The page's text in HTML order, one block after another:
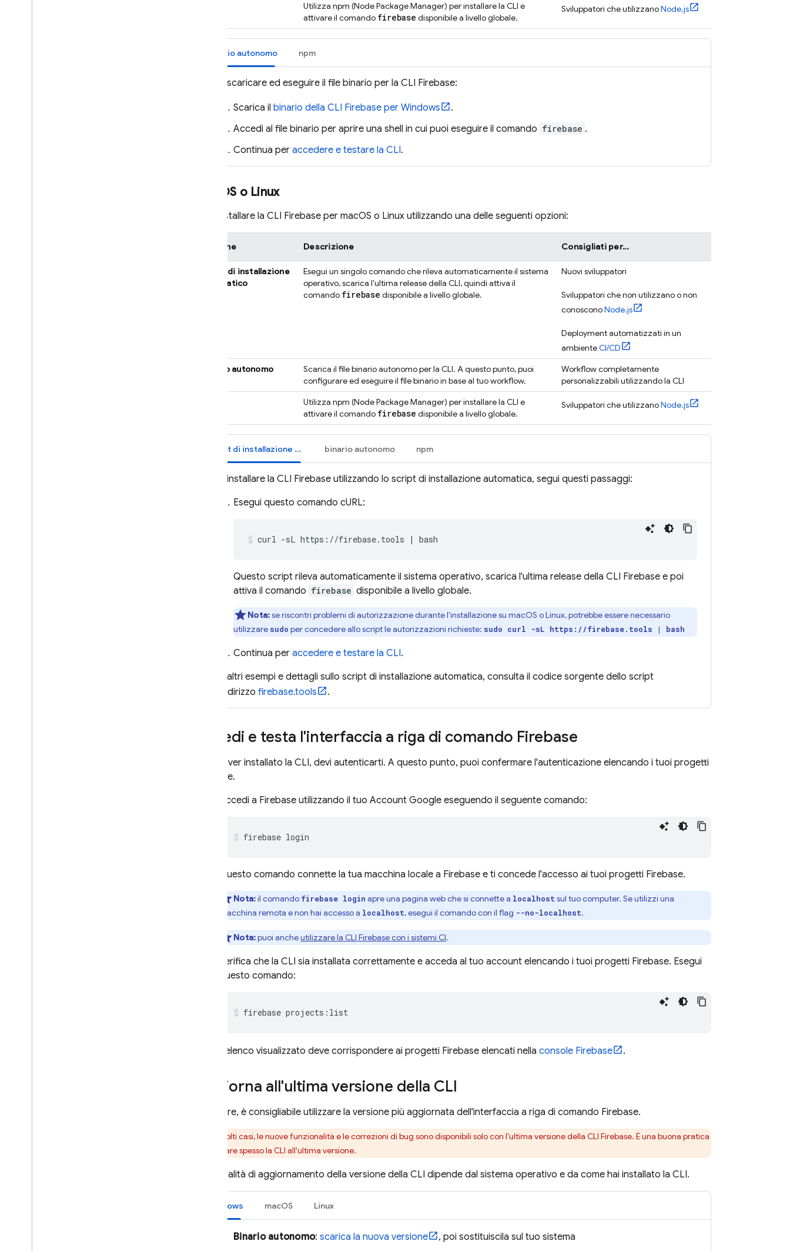
Utilizza npm (Node Package Manager) per installare la CLI e
attivare il comando firebase disponibile a livello globale.
Sviluppatori che utilizzanoNode.js
binario autonomo npm
Per scaricare ed eseguire il file binario per la CLI Firebase:
Scarica il binario della CLI Firebase per Windows
.
Accedi al file binario per aprire una shell in cui puoi eseguire il comando firebase .
Continua per accedere e testare la CLI.
OS o Linux
Puoi installare la CLI Firebase per macOS o Linux utilizzando una delle seguenti opzioni:
Opzione Descrizione Consigliati per…
script di installazione
automatico
Esegui un singolo comando che rileva automaticamente il sistema
operativo, scarica l'ultima release della CLI, quindi attiva il
comando firebase disponibile a livello globale.
Nuovi sviluppatori
Sviluppatori che non utilizzano o non
conosconoNode.js
Deployment automatizzati in un
ambienteCI/CD
binario autonomo
Scarica il file binario autonomo per la CLI. A questo punto, puoi
configurare ed eseguire il file binario in base al tuo workflow.
Workflow completamente
personalizzabili utilizzando la CLI
Utilizza npm (Node Package Manager) per installare la CLI e
attivare il comando firebase disponibile a livello globale.
Sviluppatori che utilizzanoNode.js
script di installazione automatica binario autonomo npm
Per installare la CLI Firebase utilizzando lo script di installazione automatica, segui questi passaggi:
Esegui questo comando cURL:
curl -sL https://firebase.tools | bash
Questo script rileva automaticamente il sistema operativo, scarica l'ultima release della CLI Firebase e poi
attiva il comando firebase disponibile a livello globale.
Nota:se riscontri problemi di autorizzazione durante l'installazione su macOS o Linux, potrebbe essere necessario
utilizzare sudo per concedere allo script le autorizzazioni richieste: sudo curl -sL https://firebase.tools | bash
Continua per accedere e testare la CLI.
Per altri esempi e dettagli sullo script di installazione automatica, consulta il codice sorgente dello script
all'indirizzo firebase.tools .
Accedi e testa l'interfaccia a riga di comando Firebase
Dopo aver installato la CLI, devi autenticarti. A questo punto, puoi confermare l'autenticazione elencando i tuoi progetti
Firebase.
Accedi a Firebase utilizzando il tuo Account Google eseguendo il seguente comando:
firebase login
Questo comando connette la tua macchina locale a Firebase e ti concede l'accesso ai tuoi progetti Firebase.
Nota:il comando firebase login apre una pagina web che si connette a localhost sul tuo computer. Se utilizzi una
macchina remota e non hai accesso a localhost, esegui il comando con il flag --no-localhost.
Nota:puoi ancheutilizzare la CLIFirebasecon i sistemi CI.
Verifica che la CLI sia installata correttamente e acceda al tuo account elencando i tuoi progetti Firebase. Esegui
questo comando:
firebase projects:list
L'elenco visualizzato deve corrispondere ai progetti Firebase elencati nella console Firebase .
Aggiorna all'ultima versione della CLI
In genere, è consigliabile utilizzare la versione più aggiornata dell'interfaccia a riga di comando Firebase.
In molti casi, le nuove funzionalità e le correzioni di bug sono disponibili solo con l'ultima versione della CLI Firebase. È una buona pratica
aggiornare spesso la CLI all'ultima versione.
La modalità di aggiornamento della versione della CLI dipende dal sistema operativo e da come hai installato la CLI.
Windows macOS Linux
Binario autonomo: scarica la nuova versione , poi sostituiscila sul tuo sistema